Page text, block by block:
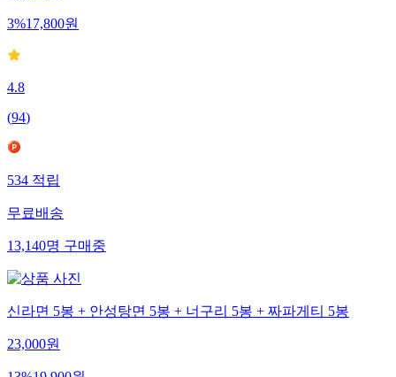
3%17,800원
4.8
(94)
534 적립
무료배송
13,140명 구매중
신라면 5봉 + 안성탕면 5봉 + 너구리 5봉 + 짜파게티 5봉
23,000원